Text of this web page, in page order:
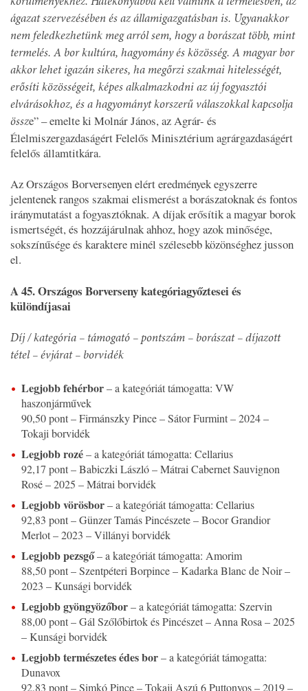
ágazat szervezésében és az államigazgatásban is. Ugyanakkor
nem feledkezhetünk meg arról sem, hogy a borászat több, mint
termelés. A bor kultúra, hagyomány és közösség. A magyar bor
akkor lehet igazán sikeres, ha megőrzi szakmai hitelességét,
erősíti közösségeit, képes alkalmazkodni az új fogyasztói
elvárásokhoz, és a hagyományt korszerű válaszokkal kapcsolja
össze” – emelte ki Molnár János, az Agrár- és
Élelmiszergazdaságért Felelős Minisztérium agrárgazdaságért
felelős államtitkára.
Az Országos Borversenyen elért eredmények egyszerre
jelentenek rangos szakmai elismerést a borászatoknak és fontos
iránymutatást a fogyasztóknak. A díjak erősítik a magyar borok
ismertségét, és hozzájárulnak ahhoz, hogy azok minősége,
sokszínűsége és karaktere minél szélesebb közönséghez jusson
el.
A 45. Országos Borverseny kategóriagyőztesei és
különdíjasai
Díj / kategória – támogató – pontszám – borászat – díjazott
tétel – évjárat – borvidék
Legjobb fehérbor– a kategóriát támogatta: VW
haszonjárművek
90,50 pont – Firmánszky Pince – Sátor Furmint – 2024 –
Tokaji borvidék
Legjobb rozé– a kategóriát támogatta: Cellarius
92,17 pont – Babiczki László – Mátrai Cabernet Sauvignon
Rosé – 2025 – Mátrai borvidék
Legjobb vörösbor– a kategóriát támogatta: Cellarius
92,83 pont – Günzer Tamás Pincészete – Bocor Grandior
Merlot – 2023 – Villányi borvidék
Legjobb pezsgő– a kategóriát támogatta: Amorim
88,50 pont – Szentpéteri Borpince – Kadarka Blanc de Noir –
2023 – Kunsági borvidék
Legjobb gyöngyözőbor– a kategóriát támogatta: Szervin
88,00 pont – Gál Szőlőbirtok és Pincészet – Anna Rosa – 2025
– Kunsági borvidék
Legjobb természetes édes bor– a kategóriát támogatta:
Dunavox
92,83 pont – Simkó Pince – Tokaji Aszú 6 Puttonyos – 2019 –